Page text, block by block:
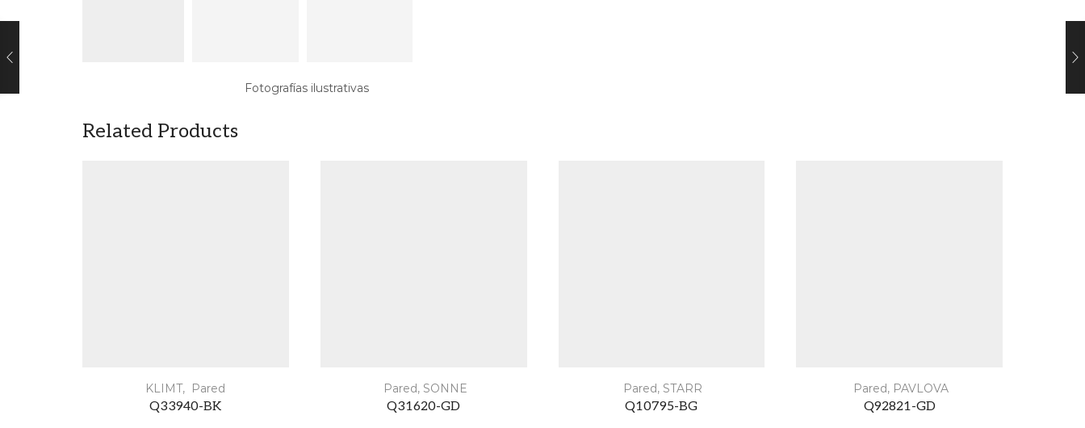
Fotografías ilustrativas
Related Products
KLIMT, Pared
Q33940-BK
Pared, SONNE
Q31620-GD
Pared, STARR
Q10795-BG
Pared, PAVLOVA
Q92821-GD